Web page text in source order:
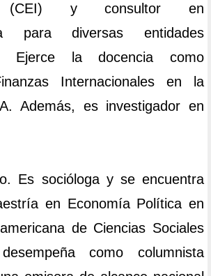
(CEI) y consultor en
para diversas entidades
Ejerce la docencia como
Internacionales en la
Además, es investigador en
Es socióloga y se encuentra
en Economía Política en
de Ciencias Sociales
como columnista